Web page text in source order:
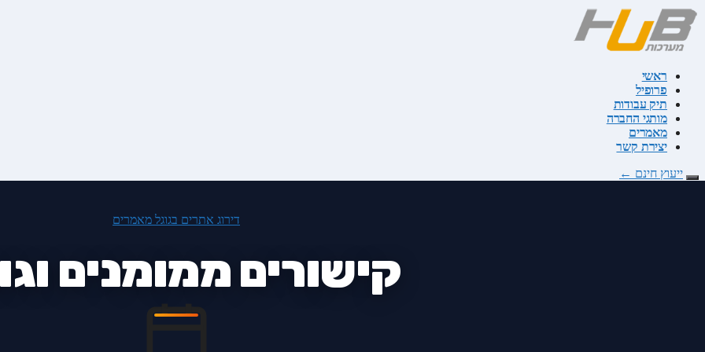
דלג
לתוכן
ראשי
פרופיל
תיק עבודות
מותגי החברה
מאמרים
יצירת קשר
ייעוץ חינם ←
דירוג אתרים בגוגל מאמרים
קישורים ממומנים